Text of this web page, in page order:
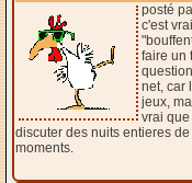
posté
c'est
faire un
net, car
jeux,
vrai
discuter des nuits entieres
moments.